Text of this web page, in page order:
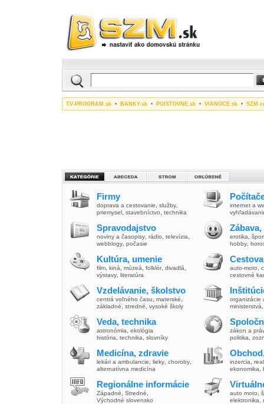
TV-PROGRAM.sk • BANKY.sk • POISTOVNE.sk • VIANOCE.sk •
Firmy
doprava a cestovanie služby
priemysel stavebníctvo technika
Spravodajstvo
noviny a časopisy rádio televízia
webblogy počasie
Kultúra, umenie
film kiná múzeá folklór, divadlá
výstavy literatúra
Vzdelávanie, školstvo
centrá voľného času materské
základné
stredné vysoké školy
Veda, technika
astronómia
ekológia
história
technika slovníky
Medicína, zdravie
lekári a ambulancie lieky choroby
alternatívna medicína
Regionálne informácie
Západné Stredné
Východné slovensko
internet a
erotika
hobby
auto-moto
cestovné
organizácie
ministerstvá
zákon a
politika
inzercia
ekonomika
auto moto
elektronika,